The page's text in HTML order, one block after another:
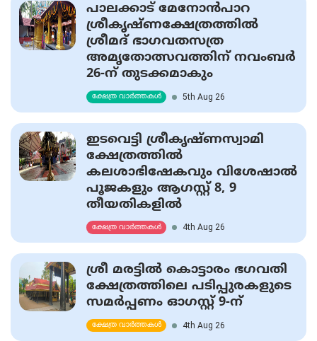
പാലക്കാട് മേനോന്‍പാറ
ശ്രീകൃഷ്ണക്ഷേത്രത്തില്‍
ശ്രീമദ് ഭാഗവതസത്ര
അമൃതോത്സവത്തിന് നവംബര്‍
26-ന് തുടക്കമാകും
ക്ഷേത്ര വാർത്തകൾ 5th Aug 26
ഇടവെട്ടി ശ്രീകൃഷ്ണസ്വാമി
ക്ഷേത്രത്തില്‍
കലശാഭിഷേകവും വിശേഷാല്‍
പൂജകളും ആഗസ്റ്റ് 8, 9
തീയതികളില്‍
ക്ഷേത്ര വാർത്തകൾ 4th Aug 26
ശ്രീ മരട്ടില്‍ കൊട്ടാരം ഭഗവതി
ക്ഷേത്രത്തിലെ പടിപ്പുരകളുടെ
സമര്‍പ്പണം ഓഗസ്റ്റ് 9-ന്
ക്ഷേത്ര വാർത്തകൾ 4th Aug 26